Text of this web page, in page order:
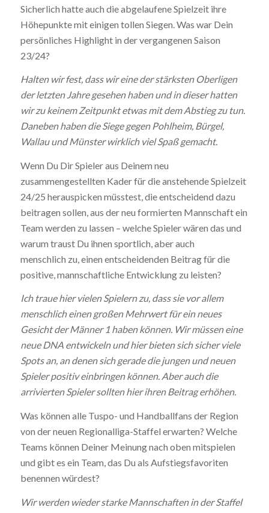
Sicherlich hatte auch die abgelaufene Spielzeit ihre
Höhepunkte mit einigen tollen Siegen. Was war Dein
persönliches Highlight in der vergangenen Saison
23/24?
Halten wir fest, dass wir eine der stärksten Oberligen
der letzten Jahre gesehen haben und in dieser hatten
wir zu keinem Zeitpunkt etwas mit dem Abstieg zu tun.
Daneben haben die Siege gegen Pohlheim, Bürgel,
Wallau und Münster wirklich viel Spaß gemacht.
Wenn Du Dir Spieler aus Deinem neu
zusammengestellten Kader für die anstehende Spielzeit
24/25 herauspicken müsstest, die entscheidend dazu
beitragen sollen, aus der neu formierten Mannschaft ein
Team werden zu lassen – welche Spieler wären das und
warum traust Du ihnen sportlich, aber auch
menschlich zu, einen entscheidenden Beitrag für die
positive, mannschaftliche Entwicklung zu leisten?
Ich traue hier vielen Spielern zu, dass sie vor allem
menschlich einen großen Mehrwert für ein neues
Gesicht der Männer 1 haben können. Wir müssen eine
neue DNA entwickeln und hier bieten sich sicher viele
Spots an, an denen sich gerade die jungen und neuen
Spieler positiv einbringen können. Aber auch die
arrivierten Spieler sollten hier ihren Beitrag erhöhen.
Was können alle Tuspo- und Handballfans der Region
von der neuen Regionalliga-Staffel erwarten? Welche
Teams können Deiner Meinung nach oben mitspielen
und gibt es ein Team, das Du als Aufstiegsfavoriten
benennen würdest?
Wir werden wieder starke Mannschaften in der Staffel